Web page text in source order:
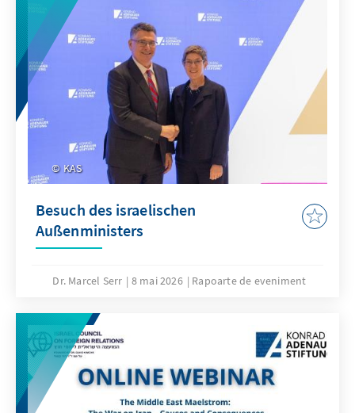
KAS
Besuch des israelischen
Außenministers
Dr. Marcel Serr 8 mai 2026 Rapoarte de eveniment